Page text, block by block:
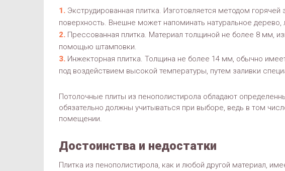
Экструдированная плитка. Изготовляется методом
поверхность. Внешне может напоминать натуральное
Прессованная плитка. Материал толщиной не более 8 мм,
помощью штамповки.
Инжекторная плитка. Толщина не более 14 мм, обычно
под воздействием высокой температуры, путем заливки
Потолочные плиты из пенополистирола обладают
обязательно должны учитываться при выборе, ведь в том
помещении.
Достоинства и недостатки
Плитка из пенополистирола, как и любой другой материал,